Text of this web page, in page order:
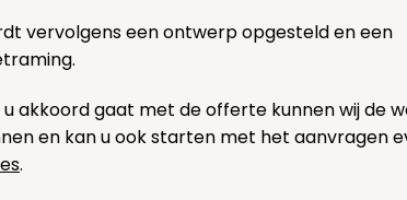
vervolgens een ontwerp opgesteld en een
u akkoord gaat met de offerte kunnen wij de
en kan u ook starten met het aanvragen
.